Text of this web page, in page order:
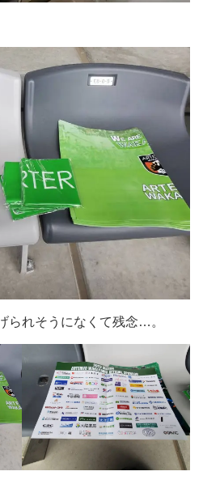
られそうになくて残念…。